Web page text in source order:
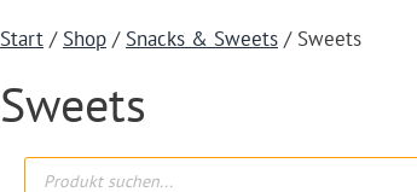
Start / Shop / Snacks & Sweets / Sweets
Sweets
Products
search